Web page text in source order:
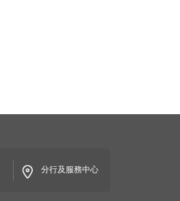
分行及服務中心